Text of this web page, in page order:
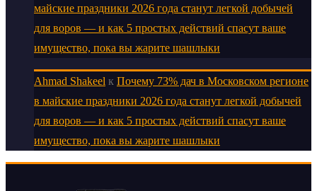
майские праздники 2026 года станут легкой добычей
для воров — и как 5 простых действий спасут ваше
имущество, пока вы жарите шашлыки
Ahmad Shakeel к Почему 73% дач в Московском регионе
в майские праздники 2026 года станут легкой добычей
для воров — и как 5 простых действий спасут ваше
имущество, пока вы жарите шашлыки